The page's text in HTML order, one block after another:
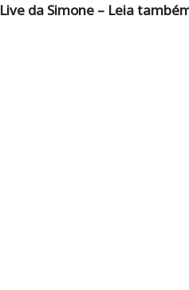
Live da Simone – Leia